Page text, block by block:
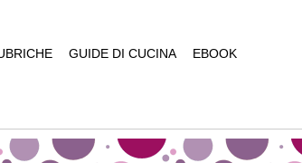
GUIDE DI CUCINA EBOOK